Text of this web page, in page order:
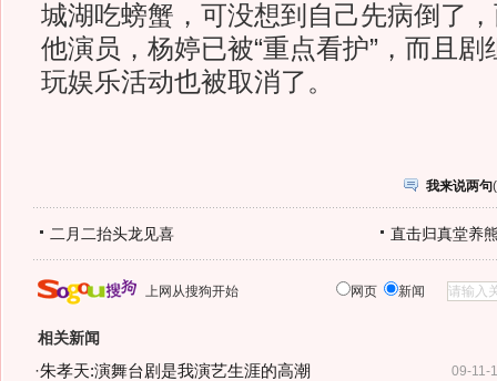
城湖吃螃蟹，可没想到自己先病倒了
他演员，杨婷已被“重点看护”，而且
玩娱乐活动也被取消了。
我来说两句(
二月二抬头龙见喜 直击归真堂养
上网从搜狗开始 网页 新闻
相关新闻
09-11-
·朱孝天:演舞台剧是我演艺生涯的高潮